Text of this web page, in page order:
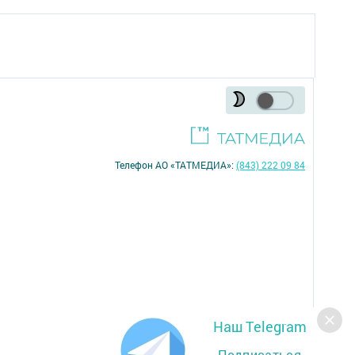
Наш Telegram
Телефон АО «ТАТМЕДИА»:(843) 222 09 84